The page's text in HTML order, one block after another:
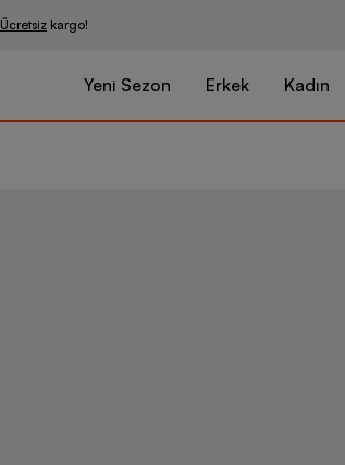
Ücretsiz kargo!
Yeni Sezon Erkek Kadın